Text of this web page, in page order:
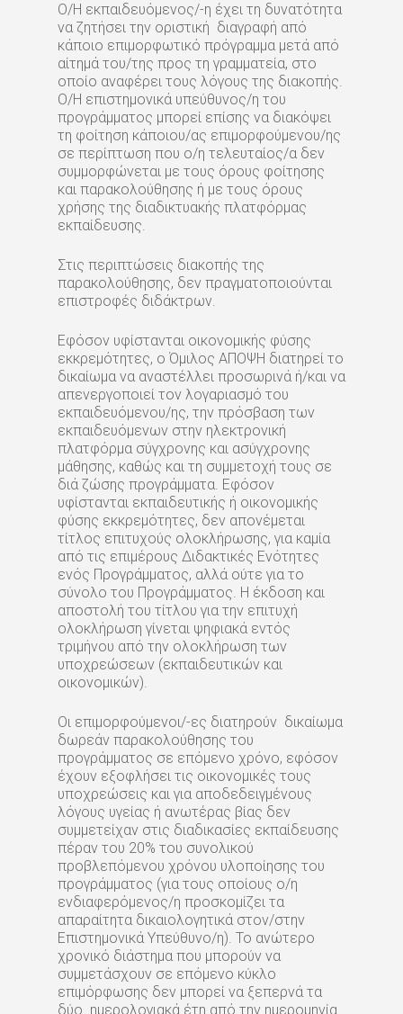
Ο/Η εκπαιδευόμενος/-η έχει τη δυνατότητα
να ζητήσει την οριστική διαγραφή από
κάποιο επιμορφωτικό πρόγραμμα μετά από
αίτημά του/της προς τη γραμματεία, στο
οποίο αναφέρει τους λόγους της διακοπής.
Ο/Η επιστημονικά υπεύθυνος/η του
προγράμματος μπορεί επίσης να διακόψει
τη φοίτηση κάποιου/ας επιμορφούμενου/ης
σε περίπτωση που ο/η τελευταίος/α δεν
συμμορφώνεται με τους όρους φοίτησης
και παρακολούθησης ή με τους όρους
χρήσης της διαδικτυακής πλατφόρμας
εκπαίδευσης.
Στις περιπτώσεις διακοπής της
παρακολούθησης, δεν πραγματοποιούνται
επιστροφές διδάκτρων.
Εφόσον υφίστανται οικονομικής φύσης
εκκρεμότητες, ο Όμιλος ΑΠΟΨΗ διατηρεί το
δικαίωμα να αναστέλλει προσωρινά ή/και να
απενεργοποιεί τον λογαριασμό του
εκπαιδευόμενου/ης, την πρόσβαση των
εκπαιδευόμενων στην ηλεκτρονική
πλατφόρμα σύγχρονης και ασύγχρονης
μάθησης, καθώς και τη συμμετοχή τους σε
διά ζώσης προγράμματα. Εφόσον
υφίστανται εκπαιδευτικής ή οικονομικής
φύσης εκκρεμότητες, δεν απονέμεται
τίτλος επιτυχούς ολοκλήρωσης, για καμία
από τις επιμέρους Διδακτικές Ενότητες
ενός Προγράμματος, αλλά ούτε για το
σύνολο του Προγράμματος. Η έκδοση και
αποστολή του τίτλου για την επιτυχή
ολοκλήρωση γίνεται ψηφιακά εντός
τριμήνου από την ολοκλήρωση των
υποχρεώσεων (εκπαιδευτικών και
οικονομικών).
Οι επιμορφούμενοι/-ες διατηρούν δικαίωμα
δωρεάν παρακολούθησης του
προγράμματος σε επόμενο χρόνο, εφόσον
έχουν εξοφλήσει τις οικονομικές τους
υποχρεώσεις και για αποδεδειγμένους
λόγους υγείας ή ανωτέρας βίας δεν
συμμετείχαν στις διαδικασίες εκπαίδευσης
πέραν του 20% του συνολικού
προβλεπόμενου χρόνου υλοποίησης του
προγράμματος (για τους οποίους ο/η
ενδιαφερόμενος/η προσκομίζει τα
απαραίτητα δικαιολογητικά στον/στην
Επιστημονικά Υπεύθυνο/η). Το ανώτερο
χρονικό διάστημα που μπορούν να
συμμετάσχουν σε επόμενο κύκλο
επιμόρφωσης δεν μπορεί να ξεπερνά τα
δύο ημερολογιακά έτη από την ημερομηνία